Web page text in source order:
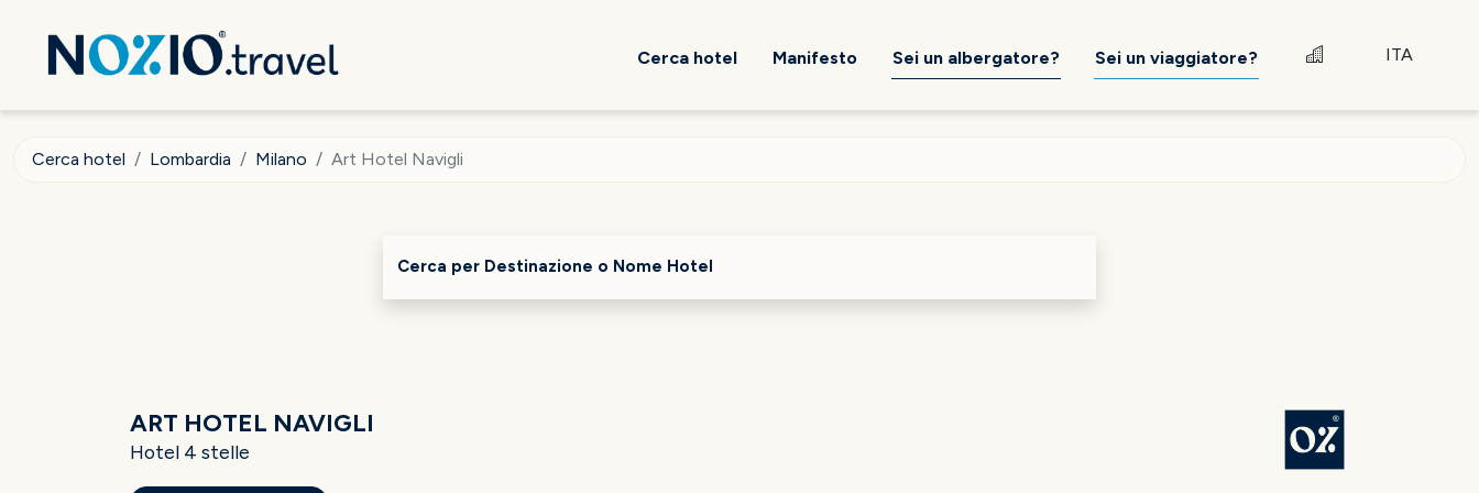
Cerca hotel Manifesto Sei un albergatore? Sei un viaggiatore? ITA
Cerca hotel Lombardia Milano Art Hotel Navigli
Cerca per Destinazione o Nome Hotel
ART HOTEL NAVIGLI
Hotel 4 stelle